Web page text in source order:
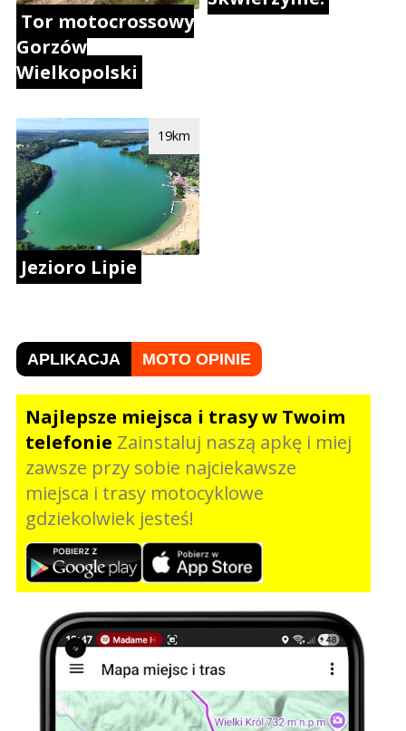
Tor motocrossowy
Gorzów
Wielkopolski
Jezioro Lipie
19km
APLIKACJA MOTO OPINIE
Najlepsze miejsca i trasy w Twoim
telefonie Zainstaluj naszą apkę i miej
zawsze przy sobie najciekawsze
miejsca i trasy motocyklowe
gdziekolwiek jesteś!